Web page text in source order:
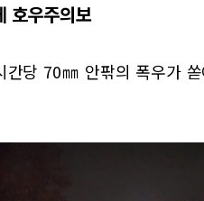
호우주의보
간당 70㎜ 안팎의 폭우가